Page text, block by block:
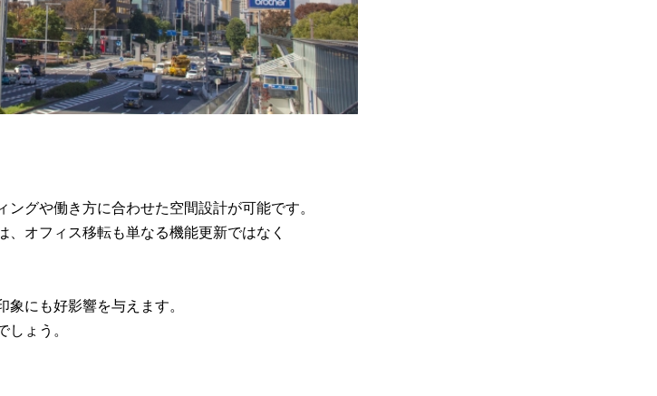
グや働き方に合わせた空間設計が可能です。
オフィス移転も単なる機能更新ではなく
にも好影響を与えます。
ょう。